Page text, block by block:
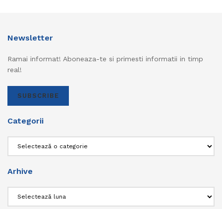
Newsletter
Ramai informat! Aboneaza-te si primesti informatii in timp
real!
SUBSCRIBE
Categorii
Arhive